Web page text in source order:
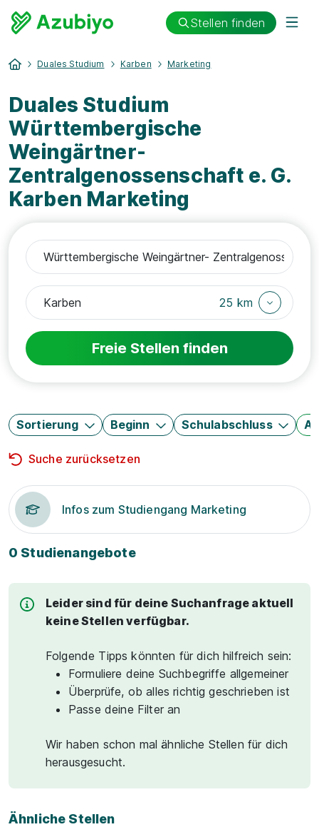
Stellen finden
Duales Studium Karben Marketing
Duales Studium
Württembergische
Weingärtner-
Zentralgenossenschaft e. G.
Karben Marketing
25 km
Freie Stellen finden
Sortierung Beginn Schulabschluss
Suche zurücksetzen
Infos zum Studiengang Marketing
0 Studienangebote
Leider sind für deine Suchanfrage aktuell
keine Stellen verfügbar.
Folgende Tipps könnten für dich hilfreich sein:
Formuliere deine Suchbegriffe allgemeiner
Überprüfe, ob alles richtig geschrieben ist
Passe deine Filter an
Wir haben schon mal ähnliche Stellen für dich
herausgesucht.
Ähnliche Stellen